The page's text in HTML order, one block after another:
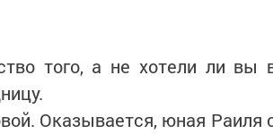
того, а не хотели ли вы
Оказывается, юная Раиля